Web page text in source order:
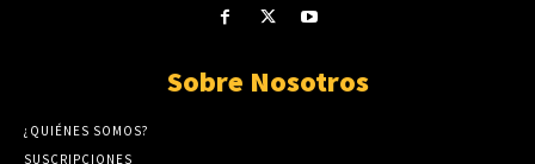
Sobre Nosotros
¿QUIÉNES SOMOS?
SUSCRIPCIONES